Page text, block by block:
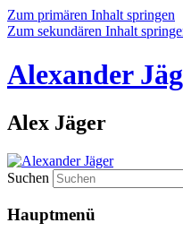
Zum primären Inhalt springen
Zum sekundären Inhalt
Alexander
Alex Jäger
Suchen
Hauptmenü